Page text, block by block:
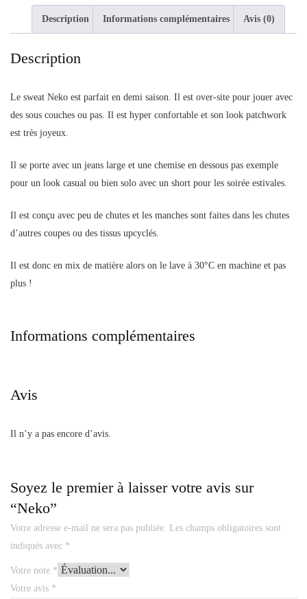
Description Informations complémentaires Avis (0)
Description
Le sweat Neko est parfait en demi saison. Il est over-site pour jouer avec
des sous couches ou pas. Il est hyper confortable et son look patchwork
est très joyeux.
Il se porte avec un jeans large et une chemise en dessous pas exemple
pour un look casual ou bien solo avec un short pour les soirée estivales.
Il est conçu avec peu de chutes et les manches sont faites dans les chutes
d’autres coupes ou des tissus upcyclés.
Il est donc en mix de matière alors on le lave à 30°C en machine et pas
plus !
Informations complémentaires
Avis
Il n’y a pas encore d’avis.
Soyez le premier à laisser votre avis sur
“Neko”
Votre adresse e-mail ne sera pas publiée. Les champs obligatoires sont
indiqués avec *
Votre note *
Votre avis *